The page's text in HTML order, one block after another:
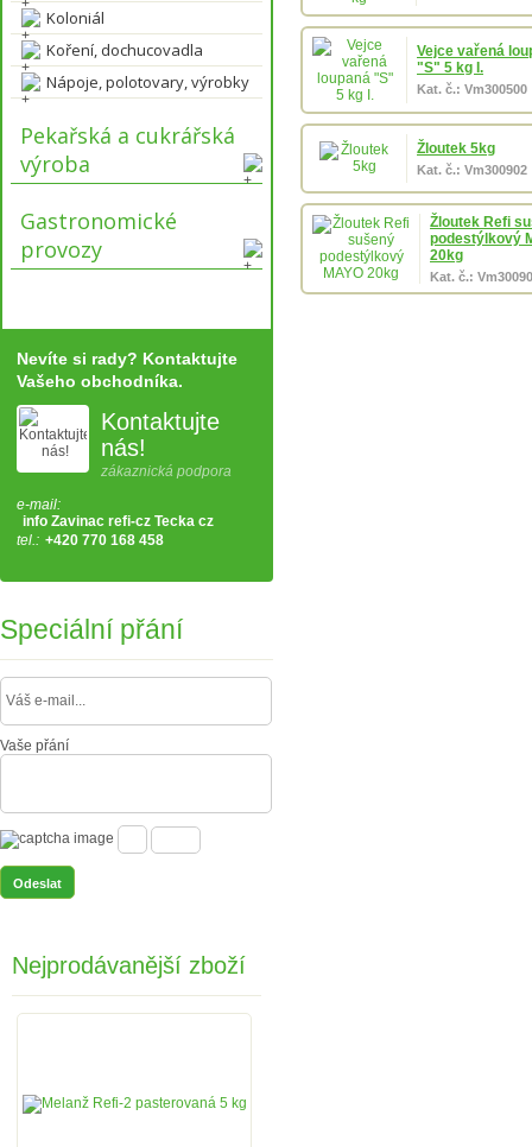
Vejce vařená
"S" 5 kg I.
Kat. č.: Vm300500
Žloutek 5kg
Kat. č.: Vm300902
Žloutek Refi
podestýlkový
20kg
Kat. č.:
Koloniál
Koření, dochucovadla
Nápoje, polotovary, výrobky
Pekařská a cukrářská
výroba
Gastronomické
provozy
Nevíte si rady? Kontaktujte
Vašeho obchodníka.
Kontaktujte
nás!
zákaznická podpora
e-mail:
info Zavinac refi-cz Tecka cz
tel.: +420 770 168 458
Speciální přání
Vaše přání
Nejprodávanější zboží